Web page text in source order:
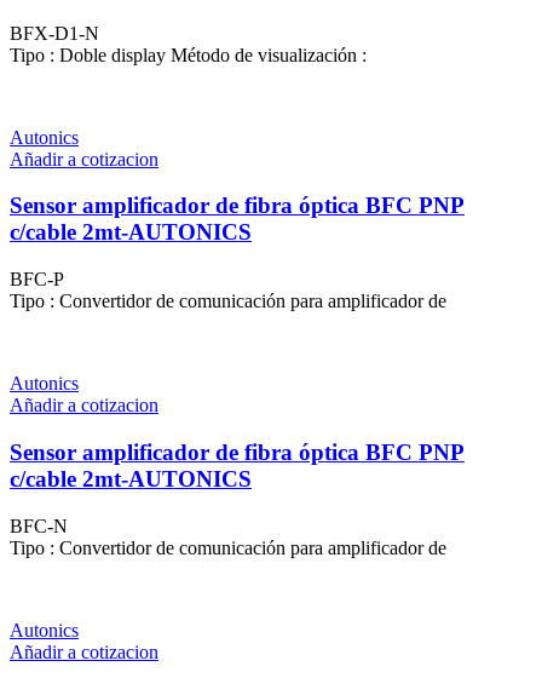
BFX-D1-N
Tipo : Doble display Método de visualización :
Autonics
Añadir a cotizacion
Sensor amplificador de fibra óptica BFC PNP
c/cable 2mt-AUTONICS
BFC-P
Tipo : Convertidor de comunicación para amplificador de
Autonics
Añadir a cotizacion
Sensor amplificador de fibra óptica BFC PNP
c/cable 2mt-AUTONICS
BFC-N
Tipo : Convertidor de comunicación para amplificador de
Autonics
Añadir a cotizacion